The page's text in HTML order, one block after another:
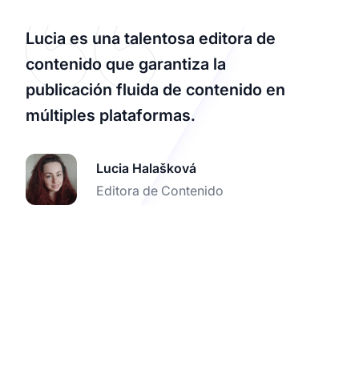
Lucia es una talentosa editora de
contenido que garantiza la
publicación fluida de contenido en
múltiples plataformas.
Lucia Halašková
Editora de Contenido